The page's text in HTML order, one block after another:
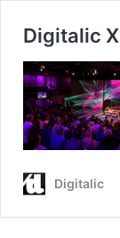
Digitalic
Digitalic